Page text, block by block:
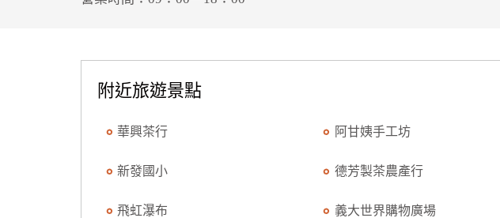
附近旅遊景點
華興茶行 阿甘姨手工坊
新發國小 德芳製茶農產行
飛虹瀑布 義大世界購物廣場